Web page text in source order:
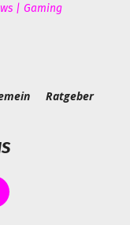
| Gaming
Ratgeber